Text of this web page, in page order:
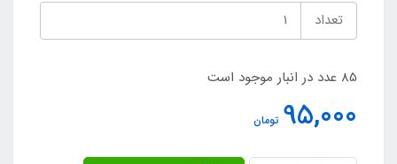
تعداد
85 عدد در انبار موجود است
95,000 تومان